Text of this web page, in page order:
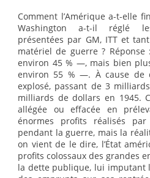
Comment l’Amérique a-t-elle
Washington a-t-il réglé
présentées par GM, ITT et
matériel de guerre ?
environ 45 % —, mais bien
environ 55 % —. À cause de
explosé, passant de 3
milliards de dollars en 1945.
allégée ou effacée en
énormes profits réalisés
pendant la guerre, mais la
on vient de le dire, l’État
profits colossaux des grandes
la dette publique, lui imputant